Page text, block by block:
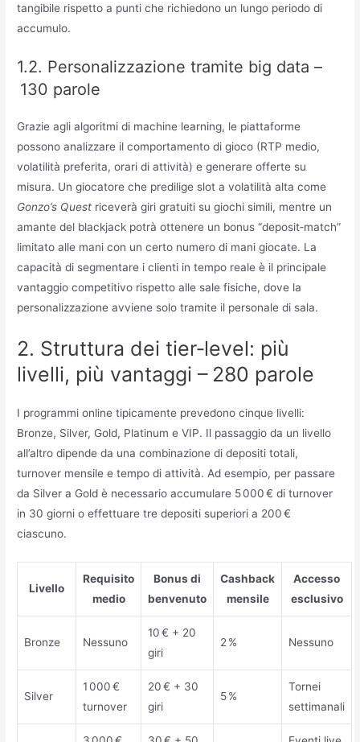
tangibile rispetto a punti che richiedono un lungo periodo di
accumulo.
1.2. Personalizzazione tramite big data –
130 parole
Grazie agli algoritmi di machine learning, le piattaforme
possono analizzare il comportamento di gioco (RTP medio,
volatilità preferita, orari di attività) e generare offerte su
misura. Un giocatore che predilige slot a volatilità alta come
Gonzo’s Quest riceverà giri gratuiti su giochi simili, mentre un
amante del blackjack potrà ottenere un bonus “deposit‑match”
limitato alle mani con un certo numero di mani giocate. La
capacità di segmentare i clienti in tempo reale è il principale
vantaggio competitivo rispetto alle sale fisiche, dove la
personalizzazione avviene solo tramite il personale di sala.
2. Struttura dei tier‑level: più
livelli, più vantaggi – 280 parole
I programmi online tipicamente prevedono cinque livelli:
Bronze, Silver, Gold, Platinum e VIP. Il passaggio da un livello
all’altro dipende da una combinazione di depositi totali,
turnover mensile e tempo di attività. Ad esempio, per passare
da Silver a Gold è necessario accumulare 5 000 € di turnover
in 30 giorni o effettuare tre depositi superiori a 200 €
ciascuno.
Livello
Requisito
medio
Bonus di
benvenuto
Cashback
mensile
Accesso
esclusivo
Bronze Nessuno
10 € + 20
giri
2 % Nessuno
Silver
1 000 €
turnover
20 € + 30
giri
5 %
Tornei
settimanali